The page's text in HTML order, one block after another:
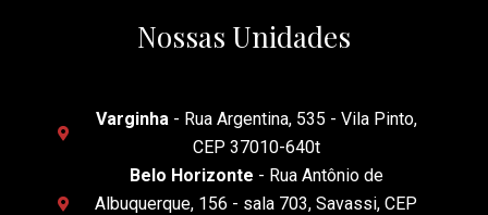
Nossas Unidades
Varginha- Rua Argentina, 535 - Vila Pinto,
CEP 37010-640t
Belo Horizonte - Rua Antônio de
Albuquerque, 156 - sala 703, Savassi, CEP